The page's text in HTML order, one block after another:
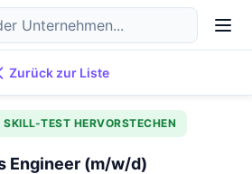
DE
Zurück zur Liste
TEST HERVORSTECHEN
Engineer (m/w/d)